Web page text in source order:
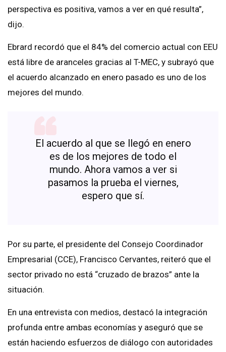
perspectiva es positiva, vamos a ver en qué resulta”,
dijo.
Ebrard recordó que el 84% del comercio actual con EEU
está libre de aranceles gracias al T-MEC, y subrayó que
el acuerdo alcanzado en enero pasado es uno de los
mejores del mundo.
El acuerdo al que se llegó en enero
es de los mejores de todo el
mundo. Ahora vamos a ver si
pasamos la prueba el viernes,
espero que sí.
Por su parte, el presidente del Consejo Coordinador
Empresarial (CCE), Francisco Cervantes, reiteró que el
sector privado no está “cruzado de brazos” ante la
situación.
En una entrevista con medios, destacó la integración
profunda entre ambas economías y aseguró que se
están haciendo esfuerzos de diálogo con autoridades